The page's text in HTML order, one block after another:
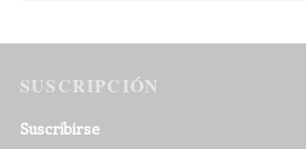
SUSCRIPCIÓN
Suscribirse